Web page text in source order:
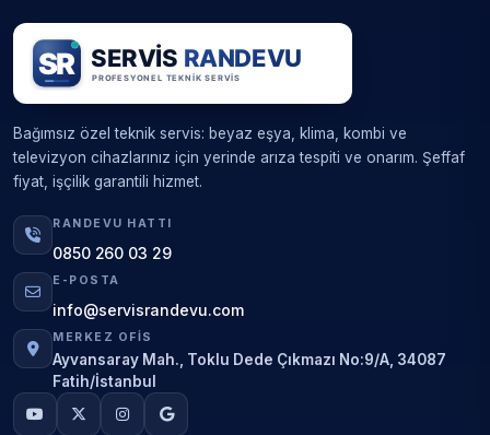
Bağımsız özel teknik servis: beyaz eşya, klima, kombi ve
televizyon cihazlarınız için yerinde arıza tespiti ve onarım. Şeffaf
fiyat, işçilik garantili hizmet.
RANDEVU HATTI
0850 260 03 29
E-POSTA
info@servisrandevu.com
MERKEZ OFIS
Ayvansaray Mah., Toklu Dede Çıkmazı No:9/A, 34087
Fatih/İstanbul